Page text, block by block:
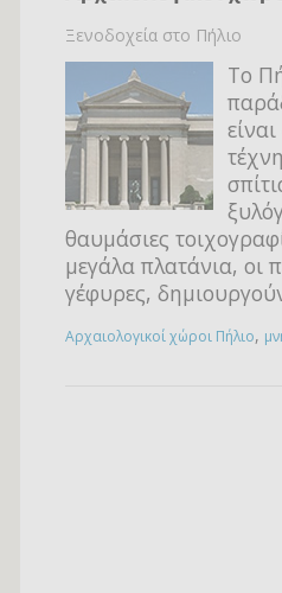
Ξενοδοχεία στο Πήλιο
Το
θαυμάσιες
μεγάλα πλατάνια, οι
γέφυρες,
Αρχαιολογικοί χώροι Πήλιο,